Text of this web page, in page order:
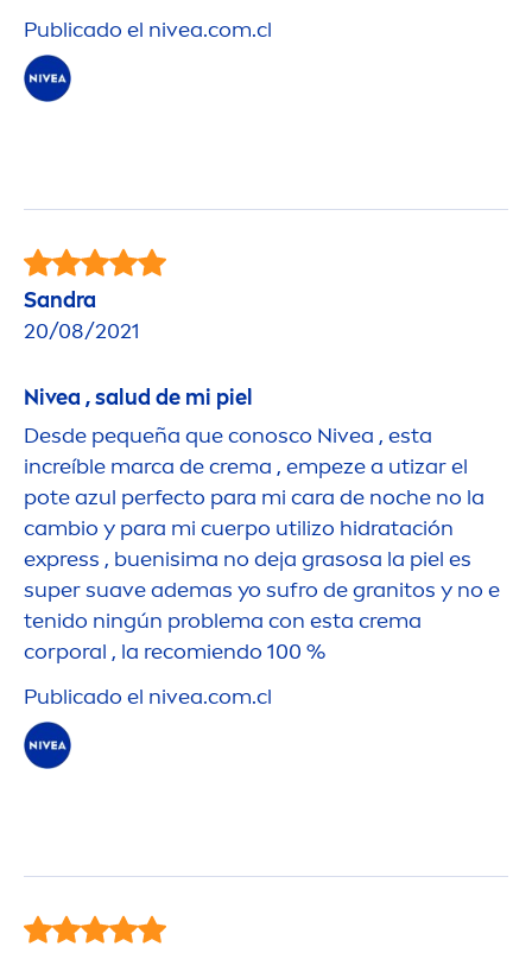
Publicado el nivea.com.cl
Sandra
20/08/2021
Nivea, salud de mi piel
Desde pequeña que conosco Nivea , esta
increíble marca de crema , empeze a utizar el
pote azul perfecto para mi cara de noche no la
cambio y para mi cuerpo utilizo hidratación
express , buenisima no deja grasosa la piel es
super suave ademas yo sufro de granitos y no e
tenido ningún problema con esta crema
corporal , la recomiendo 100 %
Publicado el nivea.com.cl